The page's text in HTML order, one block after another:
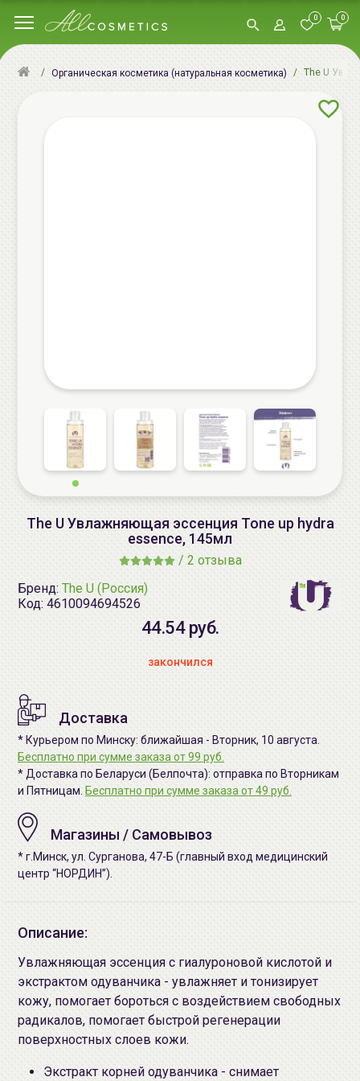
0 0
Органическая косметика (натуральная косметика) The U
The U Увлажняющая эссенция Tone up hydra
essence, 145мл
/ 2 отзыва
Бренд: The U (Россия)
Код: 4610094694526
44.54 руб.
закончился
Доставка
* Курьером по Минску: ближайшая - Вторник, 10 августа.
Бесплатно при сумме заказа от 99 руб.
* Доставка по Беларуси (Белпочта): отправка по Вторникам
и Пятницам. Бесплатно при сумме заказа от 49 руб.
Магазины / Самовывоз
* г.Минск, ул. Сурганова, 47-Б (главный вход медицинский
центр “НОРДИН”).
Описание:
Увлажняющая эссенция с гиалуроновой кислотой и
экстрактом одуванчика - увлажняет и тонизирует
кожу, помогает бороться с воздействием свободных
радикалов, помогает быстрой регенерации
поверхностных слоев кожи.
Экстракт корней одуванчика - снимает